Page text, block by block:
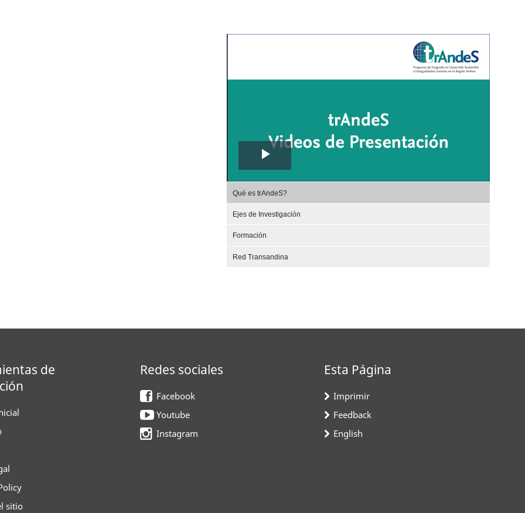
Play
Video
Qué es trAndeS?
Ejes de Investigación
Formación
Red Transandina
de
sitio
Redes sociales
Facebook
Youtube
Instagram
Esta Página
Imprimir
Feedback
English